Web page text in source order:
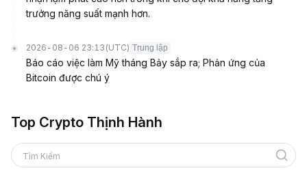
trưởng năng suất mạnh hơn.
2026-08-06 23:13 (UTC) Trung lập
Báo cáo việc làm Mỹ tháng Bảy sắp ra; Phản ứng của
Bitcoin được chú ý
Top Crypto Thịnh Hành
Tìm Kiếm